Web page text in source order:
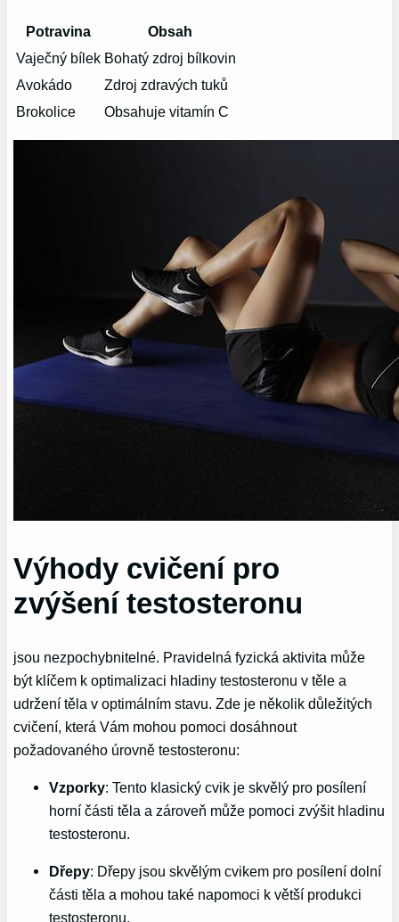
Potravina
Obsah
Vaječný bílek Bohatý zdroj bílkovin
Avokádo
Zdroj zdravých tuků
Brokolice
Obsahuje vitamín C
Výhody cvičení pro
zvýšení testosteronu
jsou nezpochybnitelné. Pravidelná fyzická aktivita může
být klíčem k optimalizaci hladiny testosteronu v těle a
udržení těla v optimálním stavu. Zde je několik důležitých
cvičení, která Vám mohou pomoci dosáhnout
požadovaného úrovně testosteronu:
Vzporky: Tento klasický cvik je skvělý pro posílení
horní části těla a zároveň může pomoci zvýšit hladinu
testosteronu.
Dřepy: Dřepy jsou skvělým cvikem pro posílení dolní
části těla a mohou také napomoci k větší produkci
testosteronu.